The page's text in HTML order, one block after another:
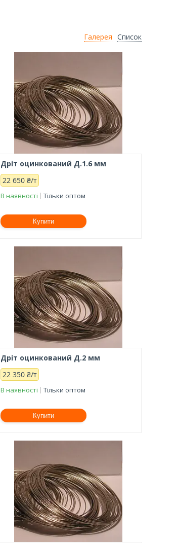
Галерея Список
Дріт оцинкований Д.1.6 мм
22 650 ₴/т
В наявності Тільки оптом
Купити
Дріт оцинкований Д.2 мм
22 350 ₴/т
В наявності Тільки оптом
Купити